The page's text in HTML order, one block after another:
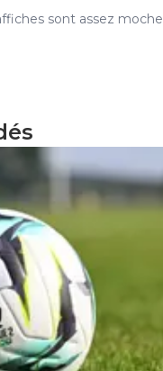
sont assez